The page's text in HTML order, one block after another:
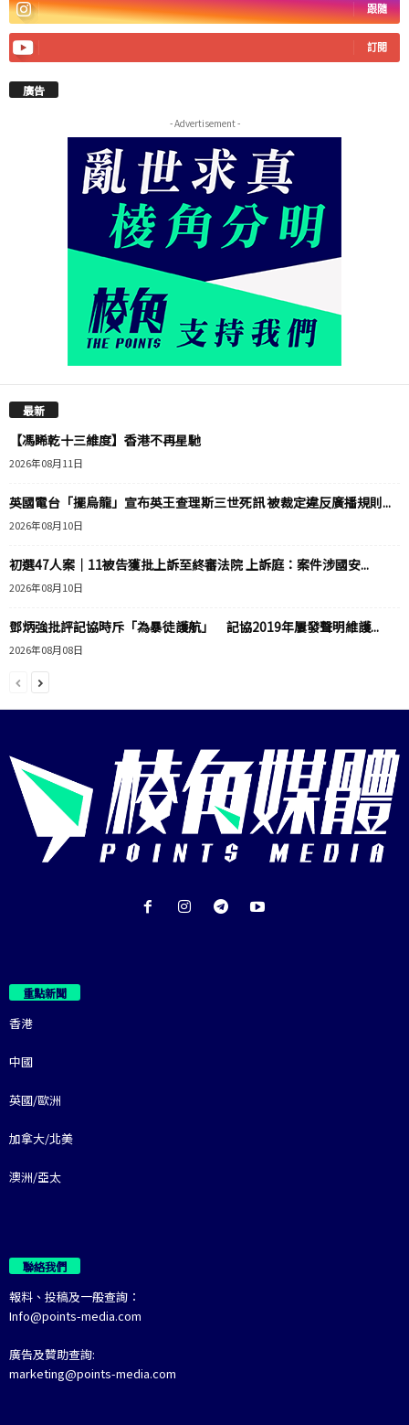
跟隨
訂閱
廣告
- Advertisement -
最新
【馮睎乾十三維度】香港不再星馳
2026年08月11日
英國電台「擺烏龍」宣布英王查理斯三世死訊 被裁定違反廣播規則...
2026年08月10日
初選47人案｜11被告獲批上訴至終審法院 上訴庭：案件涉國安...
2026年08月10日
鄧炳強批評記協時斥「為暴徒護航」 記協2019年屢發聲明維護...
2026年08月08日
重點新聞
香港
中國
英國/歐洲
加拿大/北美
澳洲/亞太
聯絡我們
報料、投稿及一般查詢：
Info@points-media.com
廣告及贊助查詢:
marketing@points-media.com